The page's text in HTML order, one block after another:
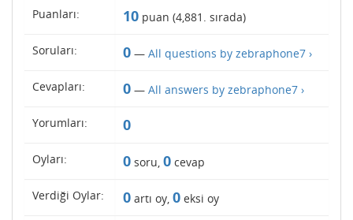
Puanları: 10 puan (4,881 . sırada)
Soruları: 0 — All questions by zebraphone7 ›
Cevapları: 0 — All answers by zebraphone7 ›
Yorumları: 0
Oyları: 0 soru, 0 cevap
Verdiği Oylar: 0 artı oy, 0 eksi oy